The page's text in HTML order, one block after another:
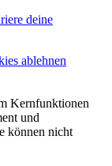
deine
ablehnen
Kernfunktionen
und
können nicht